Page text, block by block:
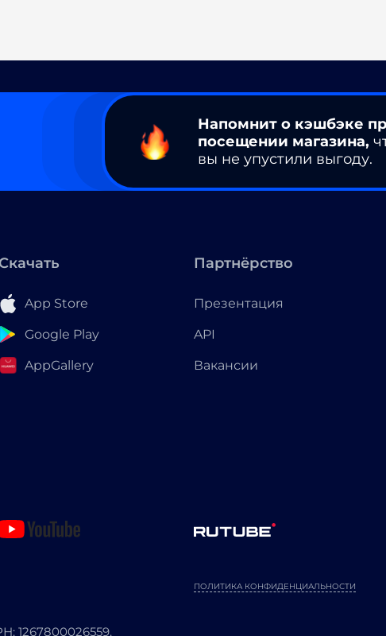
Напомнит о кэшбэке
посещении магазина,
вы не упустили выгоду.
App Store
Google Play
AppGallery
Партнёрство
Презентация
API
Вакансии
ПОЛИТИКА КОНФИДЕНЦИАЛЬНОСТИ
1267800026559.